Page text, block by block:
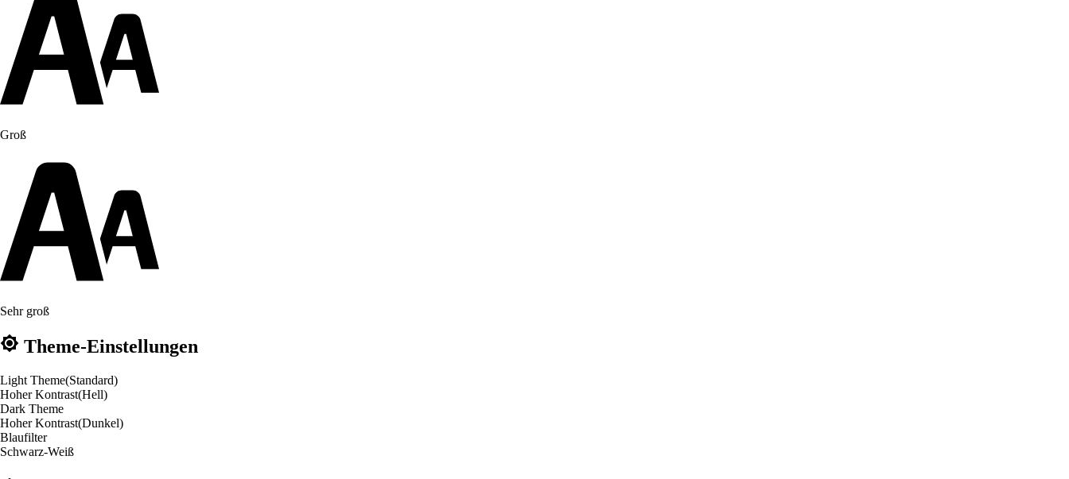
Groß
Sehr groß
Theme-Einstellungen
Light Theme(Standard)
Hoher Kontrast(Hell)
Dark Theme
Hoher Kontrast(Dunkel)
Blaufilter
Schwarz-Weiß